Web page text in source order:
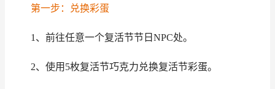
第一步：兑换彩蛋
1、前往任意一个复活节节日NPC处。
2、使用5枚复活节巧克力兑换复活节彩蛋。